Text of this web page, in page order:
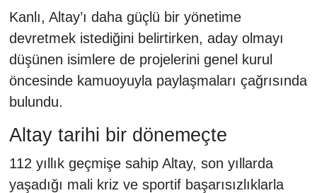
Kanlı, Altay’ı daha güçlü bir yönetime
devretmek istediğini belirtirken, aday olmayı
düşünen isimlere de projelerini genel kurul
öncesinde kamuoyuyla paylaşmaları çağrısında
bulundu.
Altay tarihi bir dönemeçte
112 yıllık geçmişe sahip Altay, son yıllarda
yaşadığı mali kriz ve sportif başarısızlıklarla